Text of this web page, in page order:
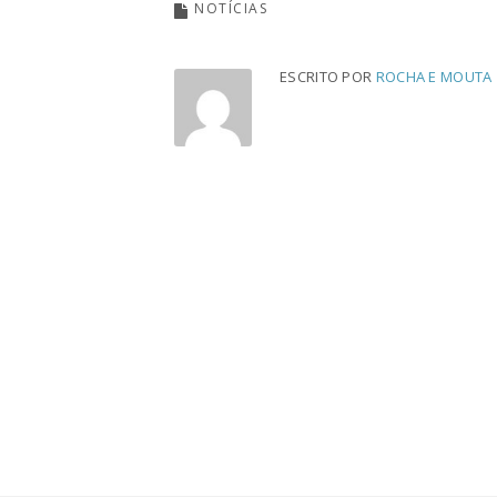
NOTÍCIAS
ESCRITO POR ROCHA E MOUTA